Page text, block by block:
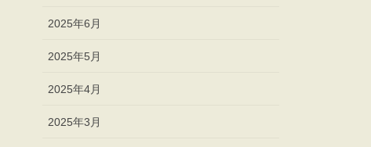
2025年6月
2025年5月
2025年4月
2025年3月